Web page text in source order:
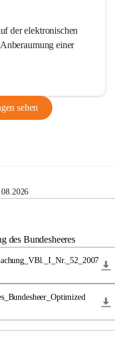
der elektronischen
einer
sehen
des Bundesheeres